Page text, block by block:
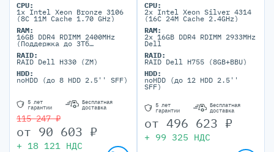
CPU:
1x Intel Xeon Bronze 3106
(8C 11M Cache 1.70 GHz)
RAM:
16GB DDR4 RDIMM 2400MHz
(Поддержка до 3Тб
портов)
RAID:
RAID Dell H330 (ZM)
HDD:
noHDD (до 8 HDD 2.5'' SFF)
5 лет
гарантии
Бесплатная
доставка
115 247 ₽
от 90 603 ₽
+ 18 121 НДС
CPU:
2x Intel Xeon Silver 4314
(16C 24M Cache 2.4GHz)
RAM:
2x 16GB DDR4 RDIMM 2933MHz
Dell
RAID:
RAID Dell H755 (8GB+BBU)
HDD:
noHDD (до 12 HDD 2.5''
SFF)
5 лет
гарантии
Бесплатная
доставка
от 496 623 ₽
+ 99 325 НДС